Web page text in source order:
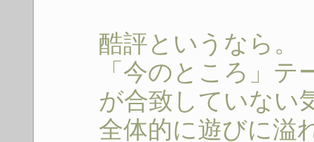
酷評というなら。
「今のところ」
が合致していない
全体的に遊びに溢